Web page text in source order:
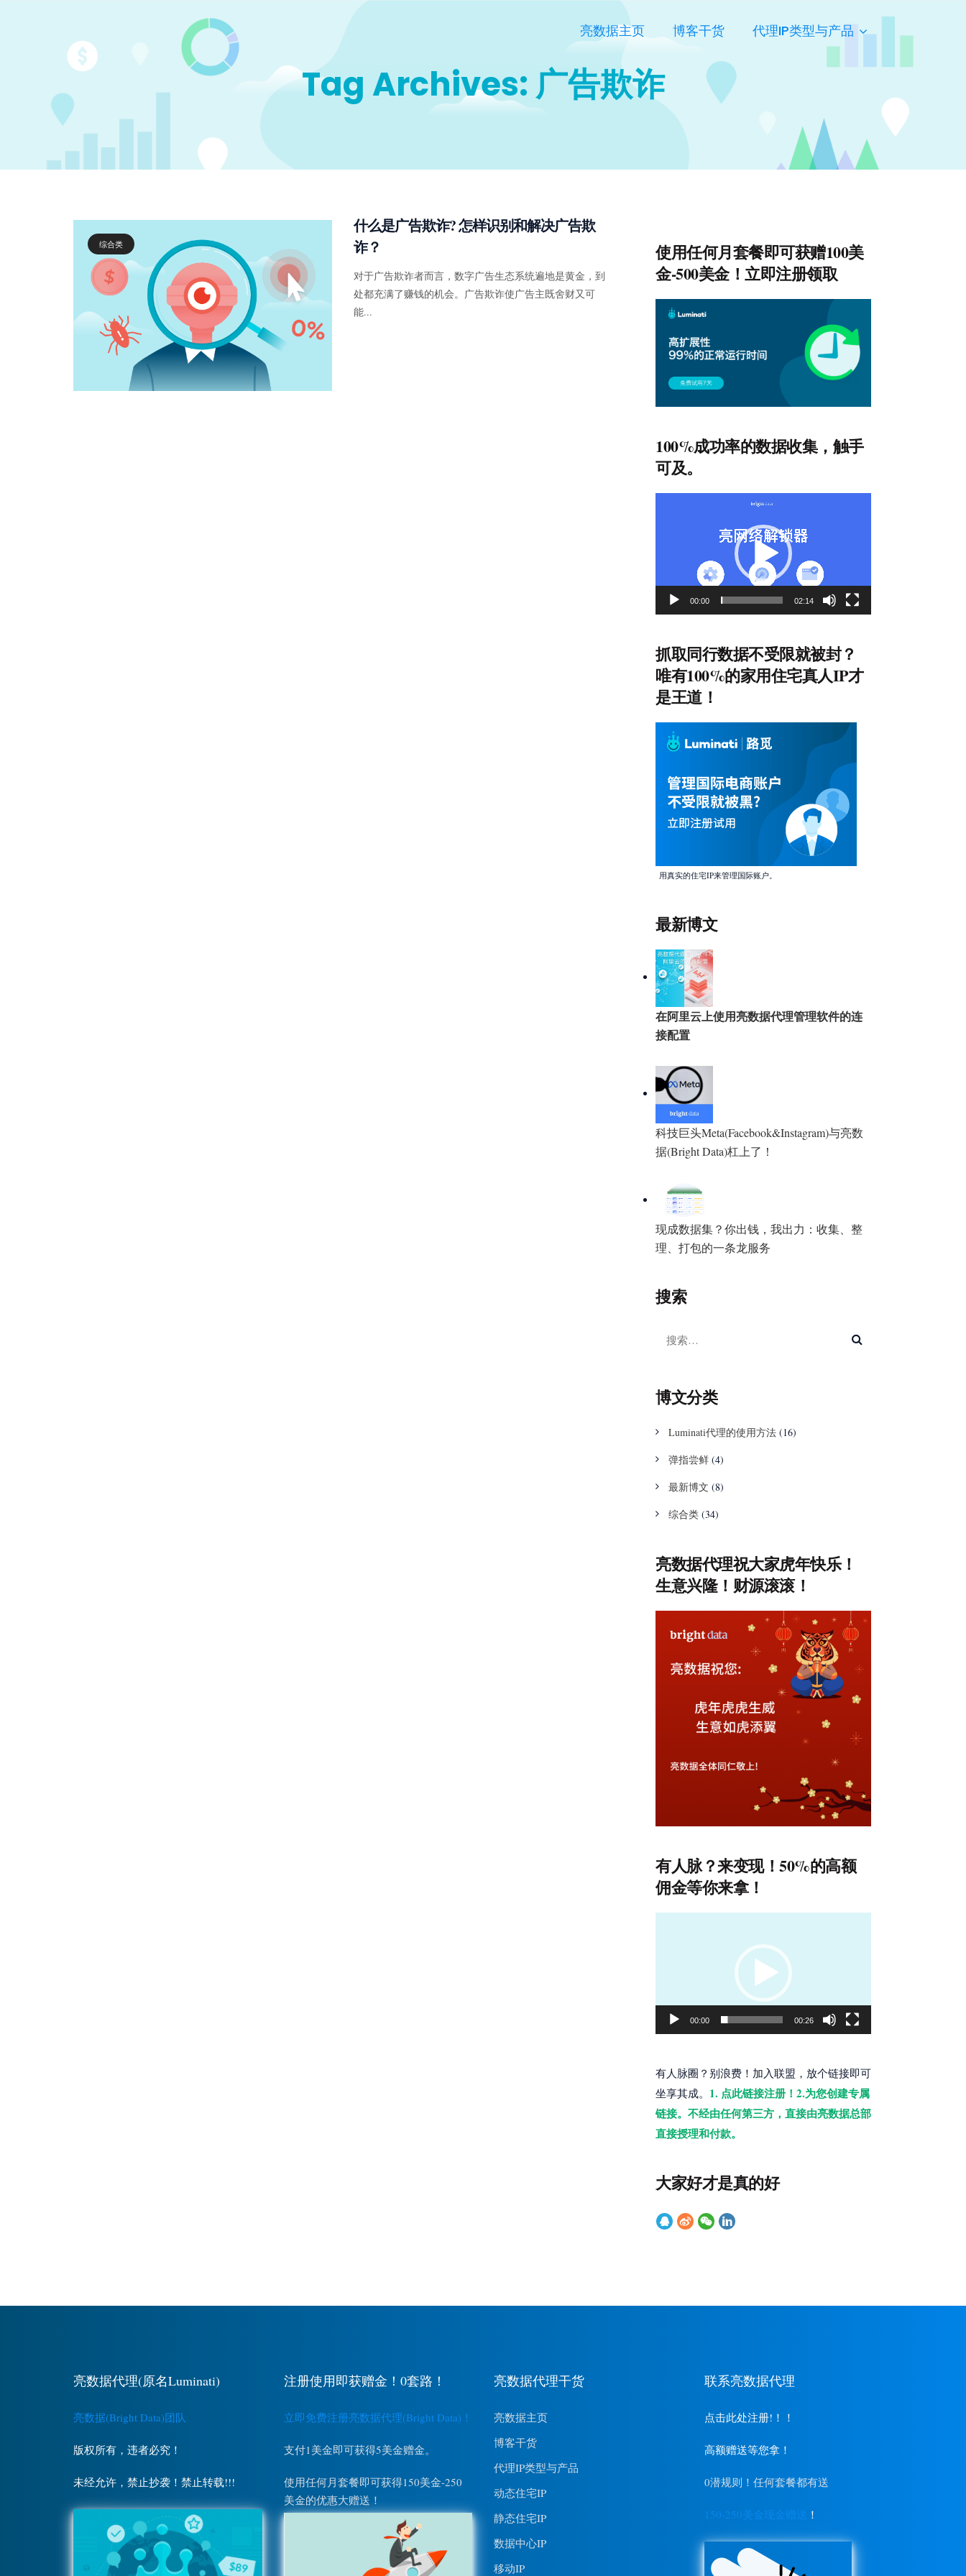
亮数据主页 博客干货 代理IP类型与产品
Tag Archives: 广告欺诈
综合类
什么是广告欺诈? 怎样识别和解决广告欺
诈？
对于广告欺诈者而言，数字广告生态系统遍地是黄金，到
处都充满了赚钱的机会。广告欺诈使广告主既舍财又可
能...
使用任何月套餐即可获赠100美
金-500美金！立即注册领取
100%成功率的数据收集，触手
可及。
器
00:00 02:14
抓取同行数据不受限就被封？
唯有100%的家用住宅真人IP才
是王道！
用真实的住宅IP来管理国际账户。
最新博文
在阿里云上使用亮数据代理管理软件的连
接配置
科技巨头Meta(Facebook&Instagram)与亮数
据(Bright Data)杠上了！
现成数据集？你出钱，我出力：收集、整
理、打包的一条龙服务
搜索
博文分类
Luminati代理的使用方法 (16)
弹指尝鲜 (4)
最新博文 (8)
综合类 (34)
亮数据代理祝大家虎年快乐！
生意兴隆！财源滚滚！
有人脉？来变现！50%的高额
佣金等你来拿！
器
00:00 00:26
有人脉圈？别浪费！加入联盟，放个链接即可
坐享其成。 1. 点此链接注册！2.为您创建专属
链接。不经由任何第三方，直接由亮数据总部
直接授理和付款。
大家好才是真的好
亮数据代理(原名Luminati)
亮数据(Bright Data)团队
版权所有，违者必究！
未经允许，禁止抄袭！禁止转载!!!
注册使用即获赠金！0套路！
立即免费注册亮数据代理(Bright Data)！
支付1美金即可获得5美金赠金。
使用任何月套餐即可获得150美金-250
美金的优惠大赠送！
亮数据代理干货
亮数据主页
博客干货
代理IP类型与产品
动态住宅IP
静态住宅IP
数据中心IP
移动IP
联系亮数据代理
点击此处注册!！！
高额赠送等您拿！
0潜规则！任何套餐都有送
150-250美金现金赠送 ！